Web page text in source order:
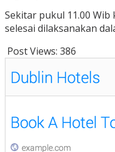
Sekitar pukul 11.00
selesai dilaksanakan
Post Views: 386